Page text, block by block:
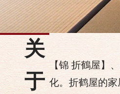
关
于
【锦 折鶴屋】
化。折鹤屋的